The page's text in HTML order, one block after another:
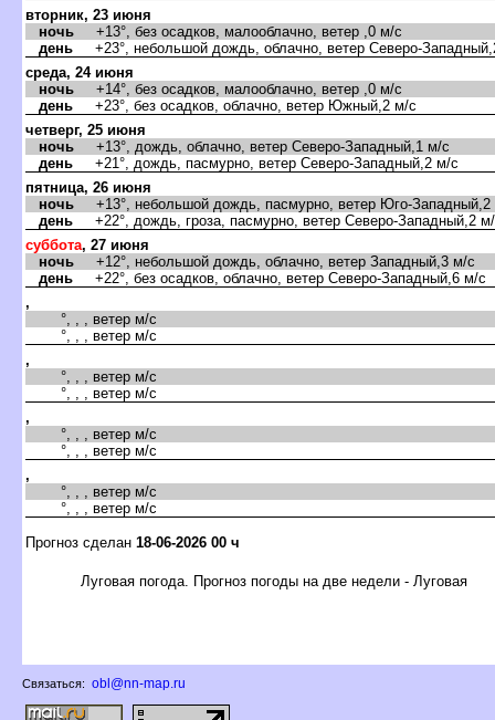
торник, 23 июня
ночь +13°, без осадков, малооблачно, ветер ,0 м/с
день +23°, небольшой дождь, облачно, ветер Северо-
среда, 24 июня
ночь +14°, без осадков, малооблачно, ветер ,0 м/с
день +23°, без осадков, облачно, ветер Южный,2 м/с
четверг, 25 июня
ночь +13°, дождь, облачно, ветер Северо-Западный,1 м/с
день +21°, дождь, пасмурно, ветер Северо-Западный,2 м/с
пятница, 26 июня
ночь +13°, небольшой дождь, пасмурно, ветер Юго-Западный,2
день +22°, дождь, гроза, пасмурно, ветер Северо-Западный,2
суббота, 27 июня
ночь +12°, небольшой дождь, облачно, ветер Западный,3 м/с
день +22°, без осадков, облачно, ветер Северо-Западный,6 м/с
,
°, , , ветер м/с
°, , , ветер м/с
,
°, , , ветер м/с
°, , , ветер м/с
,
°, , , ветер м/с
°, , , ветер м/с
,
°, , , ветер м/с
°, , , ветер м/с
Прогноз сделан 18-06-2026 00 ч
Луговая погода. Прогноз погоды на две недели - Луговая
Связаться: obl@nn-map.ru